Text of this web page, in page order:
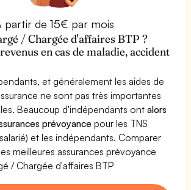
partir de 15€ par mois
/ Chargée d'affaires BTP ?
en cas de maladie, accident
et généralement les aides de
ne sont pas très importantes
Beaucoup d'indépendants ontalors
prévoyance pour les TNS
et les indépendants. Comparer
meilleures assurances prévoyance
/ Chargée d'affaires BTP